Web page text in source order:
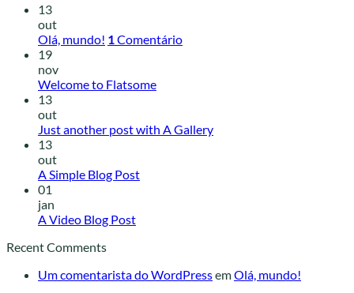
13
out
Olá, mundo! 1 Comentário
19
nov
Welcome to Flatsome
13
out
Just another post with A Gallery
13
out
A Simple Blog Post
01
jan
A Video Blog Post
Recent Comments
Um comentarista do WordPressemOlá, mundo!